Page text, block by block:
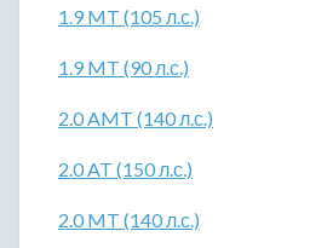
1.9 MT (105 л.с.)
1.9 MT (90 л.с.)
2.0 AMT (140 л.с.)
2.0 AT (150 л.с.)
2.0 MT (140 л.с.)